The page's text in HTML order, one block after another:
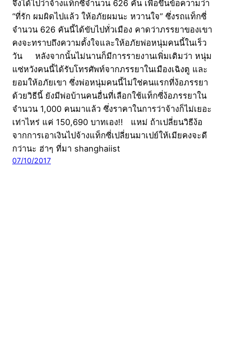
จึงได้ไปว่าจ้างแท็กซี่จำนวน 626 คัน เพื่อขึ้นข้อความว่า
“ที่รัก ผมผิดไปแล้ว ให้อภัยผมนะ หวานใจ” ซึ่งรถแท็กซี่
จำนวน 626 คันนี้ได้ขับไปทั่วเมือง คาดว่าภรรยาของเขา
คงจะทราบถึงความตั้งใจและให้อภัยพ่อหนุ่มคนนี้ในเร็ว
วัน หลังจากนั้นไม่นานก็มีการรายงานเพิ่มเติมว่า หนุ่ม
แซ่หวังคนนี้ได้รับโทรศัพท์จากภรรยาในเมืองเฉิงตู และ
ยอมให้อภัยเขา ซึ่งพ่อหนุ่มคนนี้ไม่ใช่คนแรกที่ง้อภรรยา
ด้วยวิธีนี้ ยังมีพ่อบ้านคนอื่นที่เลือกใช้แท็กซี่ง้อภรรยาใน
จำนวน 1,000 คนมาแล้ว ซึ่งราคาในการว่าจ้างก็ไม่เยอะ
เท่าไหร่ แค่ 150,690 บาทเอง!! แหม่ ถ้าเปลี่ยนวิธีง้อ
จากการเอาเงินไปจ้างแท็กซี่เปลี่ยนมาเปย์ให้เมียคงจะดี
กว่านะ ฮ่าๆ ที่มา shanghaiist
07/10/2017